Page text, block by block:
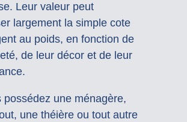
Leur valeur peut
largement la simple cote
au poids, en fonction de
de leur décor et de leur
possédez une ménagère,
une théière ou tout autre